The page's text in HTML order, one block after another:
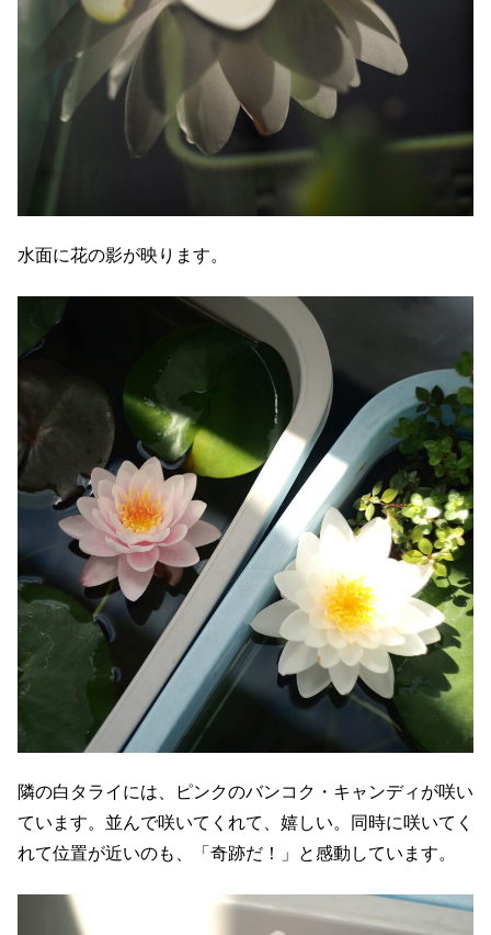
水面に花の影が映ります。
隣の白タライには、ピンクのバンコク・キャンディが咲い
ています。並んで咲いてくれて、嬉しい。同時に咲いてく
れて位置が近いのも、「奇跡だ！」と感動しています。